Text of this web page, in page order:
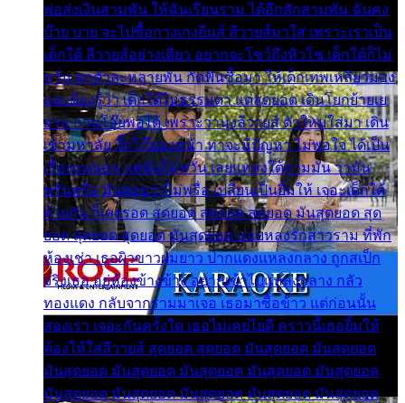
พ่อส่งเงินสามพัน ให้ฉันเรียนราม ได้อีกสักสามพัน ฉันคง
บ๊าย บาย จะไปซื้อกางเกงยีนส์ ลีวายส์มาใส่ เพราะเราเป็น
เด็กใต้ ลีวายส์อย่างเดียว อยากจะโชว์ถึงหิวโซ เด็กใต้ก็ไม่
หวั่น ตกตัวละหลายพัน กัดฟันซื้อมา ให้เด็กเทพเหลียวมอง
และต้องรู้ว่า เด็กใต้ไม่ธรรมดา แต่สุดยอด เดินโยกย้ายเย
ยวน กวนโอ๊ยพอได้ เพราะว่านุ่งลีวายส์ ตัวใหม่ใส่มา เดิน
เข้ามหาลัย จิ๊กโก๊มองหน้า ท่าจะมีปัญหา ไม่พอใจ ได้เป็น
เรื่องแน่นอน แต่ฉันไม่หวั่น เลยแหลงใต้ถามมัน ว่ามัน
พรั่นพรือ มันตอบว่าไม่พรื่อ เปลี่ยนเป็นยิ้มให้ เจอะเด็กใต้
ด้วยกัน ก็เลยรอด สุดยอด สุดยอด สุดยอด มันสุดยอด สุด
ยอด สุดยอด สุดยอด มันสุดยอด แอบหลงรักสาวราม ที่พัก
ห้องเช่า เธอผิวขาวผมยาว ปากแดงแหลงกลาง ถูกสเป็ก
จริงเธอ อยู่ห้องข้างข้าง อยากเข้าไปแหลงกลาง กลัว
ทองแดง กลับจากรามมาเจอ เธอมาซื้อข้าว แต่ก่อนนั้น
สองเรา เจอะกันครั้งใด เธอไม่เคยไยดี คราวนี้เธอยิ้มให้
ต้องให้ใส่ลีวายส์ สุดยอด สุดยอด มันสุดยอด มันสุดยอด
มันสุดยอด มันสุดยอด มันสุดยอด มันสุดยอด มันสุดยอด
มันสุดยอด มันสุดยอด มันสุดยอด มันสุดยอด มันสุดยอด